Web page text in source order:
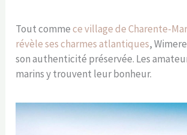
Tout commece village de Charente-
révèle ses charmes atlantiques,
son authenticité préservée. Les
marins y trouvent leur bonheur.